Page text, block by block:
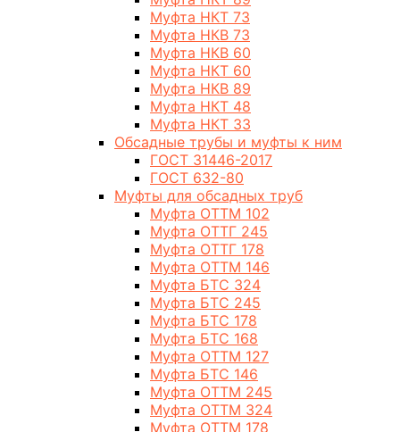
Муфта НКТ 73
Муфта НКВ 73
Муфта НКВ 60
Муфта НКТ 60
Муфта НКВ 89
Муфта НКТ 48
Муфта НКТ 33
Обсадные трубы и муфты к ним
ГОСТ 31446-2017
ГОСТ 632-80
Муфты для обсадных труб
Муфта ОТТМ 102
Муфта ОТТГ 245
Муфта ОТТГ 178
Муфта ОТТМ 146
Муфта БТС 324
Муфта БТС 245
Муфта БТС 178
Муфта БТС 168
Муфта ОТТМ 127
Муфта БТС 146
Муфта ОТТМ 245
Муфта ОТТМ 324
Муфта ОТТМ 178